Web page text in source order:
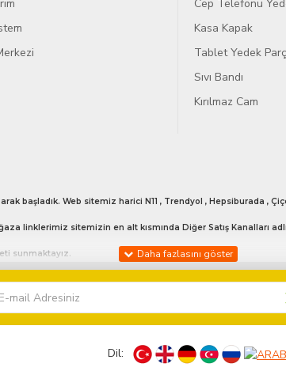
Cep Telefonu
Kasa Kapak
Tablet Yedek
Sıvı Bandı
Kırılmaz Cam
başladık. Web sitemiz harici N11 , Trendyol , Hepsiburada ,
linklerimiz sitemizin en alt kısmında Diğer Satış Kanalları
sunmaktayız.
vermekteyiz. Bunun haricinde günün her anı bizlerle iletişime
geçebilirsiniz sizlere model bilgisi hakkında yardımcı
Dil: